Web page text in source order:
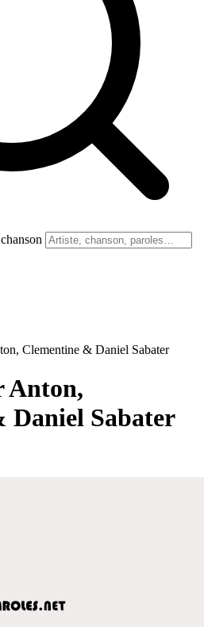
Clementine & Daniel Sabater
Anton,
Daniel Sabater